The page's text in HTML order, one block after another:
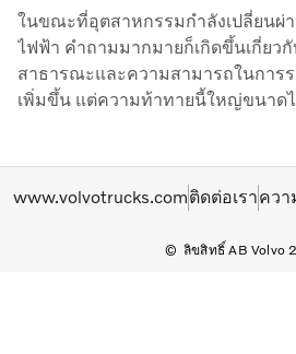
ในขณะที่อุตสาหกรรมกำลังเปลี่ยนผ่
ไฟฟ้า คำถามมากมายก็เกิดขึ้นเกี่ยว
สาธารณะและความสามารถในการ
เพิ่มขึ้น แต่ความท้าทายนี้ใหญ่ขนาด
ลิขสิทธิ์ AB Volvo
www.volvotrucks.comติดต่อเราควา